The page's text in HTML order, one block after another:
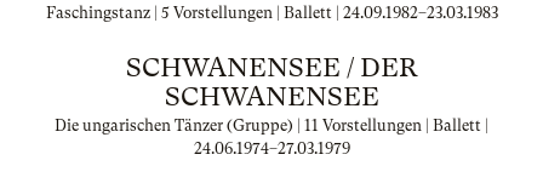
Faschingstanz | 5 Vorstellungen | Ballett | 24.09.1982–23.03.1983
SCHWANENSEE / DER
SCHWANENSEE
Die ungarischen Tänzer (Gruppe) | 11 Vorstellungen | Ballett |
24.06.1974–27.03.1979